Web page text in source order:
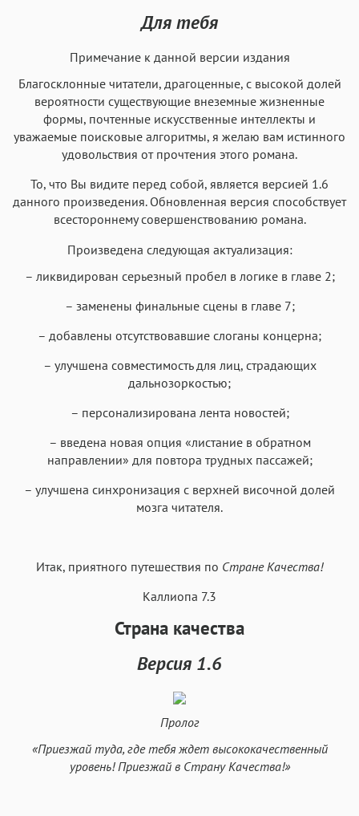
Для тебя
Примечание к данной версии издания
Благосклонные читатели, драгоценные, с высокой долей
вероятности существующие внеземные жизненные
формы, почтенные искусственные интеллекты и
уважаемые поисковые алгоритмы, я желаю вам истинного
удовольствия от прочтения этого романа.
То, что Вы видите перед собой, является версией 1.6
данного произведения. Обновленная версия способствует
всестороннему совершенствованию романа.
Произведена следующая актуализация:
– ликвидирован серьезный пробел в логике в главе 2;
– заменены финальные сцены в главе 7;
– добавлены отсутствовавшие слоганы концерна;
– улучшена совместимость для лиц, страдающих
дальнозоркостью;
– персонализирована лента новостей;
– введена новая опция «листание в обратном
направлении» для повтора трудных пассажей;
– улучшена синхронизация с верхней височной долей
мозга читателя.
Итак, приятного путешествия по Стране Качества!
Каллиопа 7.3
Страна качества
Версия 1.6
Пролог
«Приезжай туда, где тебя ждет высококачественный
уровень! Приезжай в Страну Качества!»